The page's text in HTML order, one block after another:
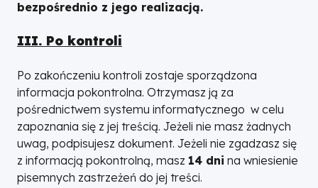
bezpośrednio z jego realizacją.
III. Po kontroli
Po zakończeniu kontroli zostaje sporządzona
informacja pokontrolna. Otrzymasz ją za
pośrednictwem systemu informatycznego w celu
zapoznania się z jej treścią. Jeżeli nie masz żadnych
uwag, podpisujesz dokument. Jeżeli nie zgadzasz się
z informacją pokontrolną, masz 14 dni na wniesienie
pisemnych zastrzeżeń do jej treści.